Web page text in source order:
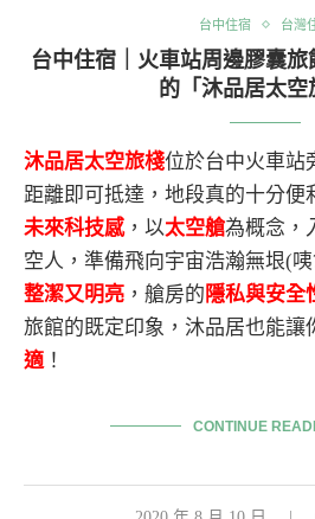
台中住宿 台灣
台中住宿｜火車站周邊膠囊
的「沐品居太空
沐品居太空旅棧位於台中火車站
距離即可抵達，地段真的十分便
未來科技感，以太空艙為概念，
空人，準備飛向宇宙浩瀚無垠(
整潔又明亮 ，艙房的 隱私與安全
旅館的既定印象，沐品居也能讓
適 ！
CONTINUE